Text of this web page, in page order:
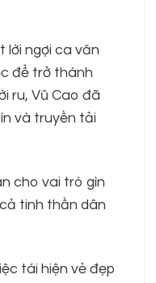
lời ngợi ca văn
để trở thành
ru, Vũ Cao đã
và truyền tải
cho vai trò gìn
tinh thần dân
tái hiện vẻ đẹp